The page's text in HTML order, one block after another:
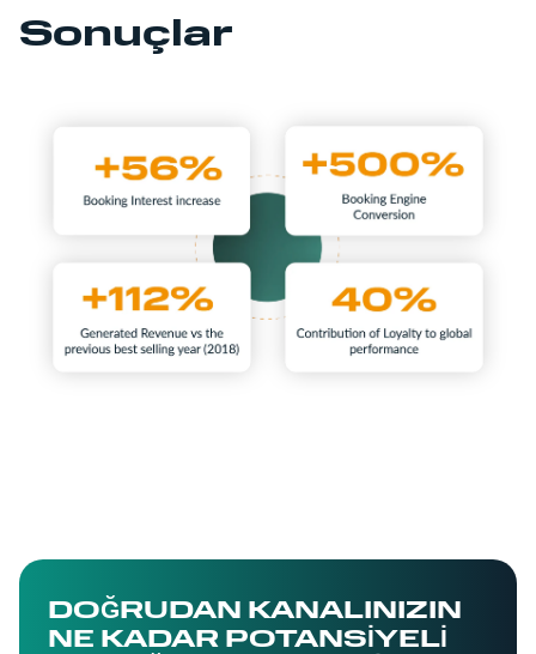
Sonuçlar
DOĞRUDAN KANALINIZIN
NE KADAR POTANSIYELI